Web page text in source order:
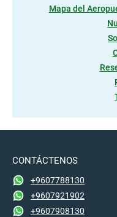
Mapa del
CONTÁCTENOS
+9607788130
+9607921902
+9607908130